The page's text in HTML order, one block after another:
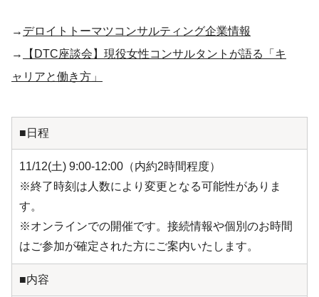
→ デロイトトーマツコンサルティング企業情報
→
【DTC座談会】現役女性コンサルタントが語る「キ
ャリアと働き方」
■日程
11/12(土) 9:00-12:00（内約2時間程度）
※終了時刻は人数により変更となる可能性がありま
す。
※オンラインでの開催です。接続情報や個別のお時間
はご参加が確定された方にご案内いたします。
■内容